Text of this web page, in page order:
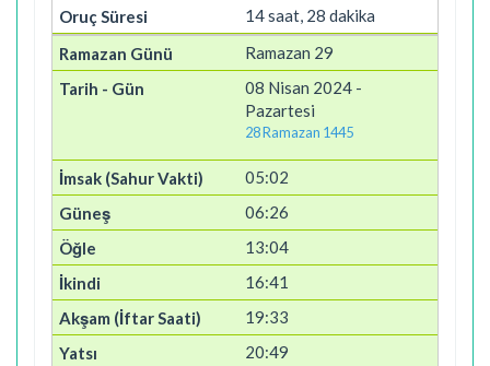
14 saat, 28 dakika
Ramazan 29
08 Nisan 2024 -
Pazartesi
28 Ramazan 1445
05:02
06:26
13:04
16:41
19:33
20:49